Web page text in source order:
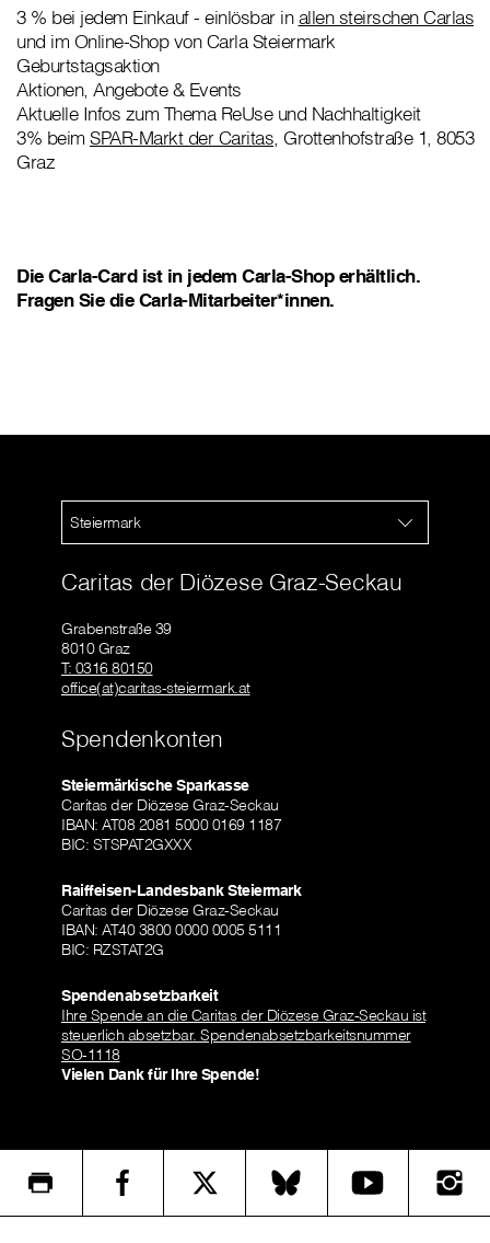
3 % bei jedem Einkauf - einlösbar inallen steirschen Carlas
und im Online-Shop von Carla Steiermark
Geburtstagsaktion
Aktionen, Angebote & Events
Aktuelle Infos zum Thema ReUse und Nachhaltigkeit
3% beim SPAR-Markt der Caritas, Grottenhofstraße 1, 8053
Graz
Die Carla-Card ist in jedem Carla-Shop erhältlich.
Fragen Sie die Carla-Mitarbeiter*innen.
Steiermark
Caritas der Diözese Graz-Seckau
Grabenstraße 39
8010 Graz
T: 0316 80150
office(at)caritas-steiermark.at
Spendenkonten
Steiermärkische Sparkasse
Caritas der Diözese Graz-Seckau
IBAN: AT08 2081 5000 0169 1187
BIC: STSPAT2GXXX
Raiffeisen-Landesbank Steiermark
Caritas der Diözese Graz-Seckau
IBAN: AT40 3800 0000 0005 5111
BIC: RZSTAT2G
Spendenabsetzbarkeit
Ihre Spende an die Caritas der Diözese Graz-Seckau ist
steuerlich absetzbar. Spendenabsetzbarkeitsnummer
SO-1118
Vielen Dank für Ihre Spende!